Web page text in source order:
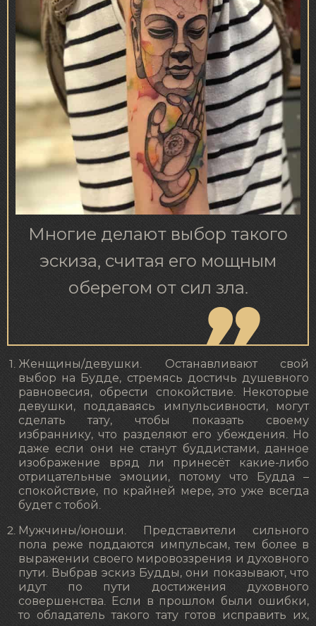
Многие делают выбор такого
эскиза, считая его мощным
оберегом от сил зла.
Женщины/девушки. Останавливают свой
выбор на Будде, стремясь достичь душевного
равновесия, обрести спокойствие. Некоторые
девушки, поддаваясь импульсивности, могут
сделать тату, чтобы показать своему
избраннику, что разделяют его убеждения. Но
даже если они не станут буддистами, данное
изображение вряд ли принесёт какие-либо
отрицательные эмоции, потому что Будда –
спокойствие, по крайней мере, это уже всегда
будет с тобой.
Мужчины/юноши. Представители сильного
пола реже поддаются импульсам, тем более в
выражении своего мировоззрения и духовного
пути. Выбрав эскиз Будды, они показывают, что
идут по пути достижения духовного
совершенства. Если в прошлом были ошибки,
то обладатель такого тату готов исправить их,